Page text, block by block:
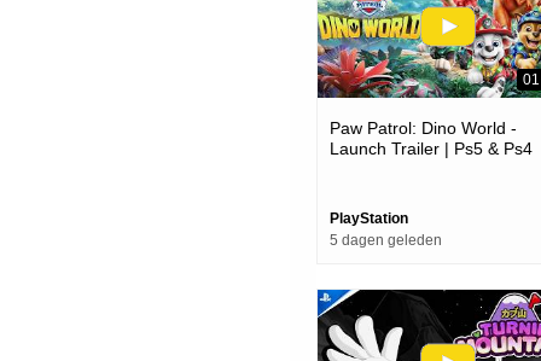
Paw Patrol: Dino World -
Launch Trailer | Ps5 & Ps4
PlayStation
5 dagen geleden